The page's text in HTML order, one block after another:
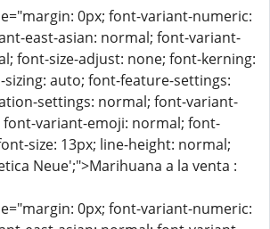
0px; font-variant-numeric:
east-asian: normal; font-variant-
font-size-adjust: none; font-kerning:
auto; font-feature-settings:
settings: normal; font-variant-
variant-emoji: normal; font-
size: 13px; line-height: normal;
Neue';">Marihuana a la venta :
0px; font-variant-numeric: